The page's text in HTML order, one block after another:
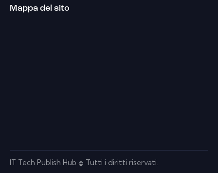
Mappa del sito
IT Tech Publish Hub © Tutti i diritti riservati.